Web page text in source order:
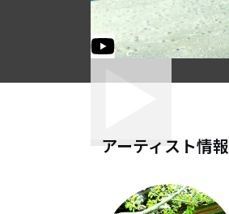
アーティスト情報